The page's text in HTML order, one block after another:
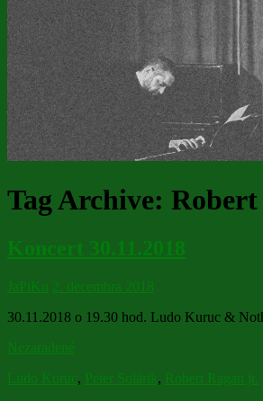
Tag Archive:
Koncert 30.11.2018
JaPiKu 2. decembra 2018
30.11.2018 o 19.30 hod. Ludo Kuruc &
Nezaradené
Ludo Kuruc, Peter Solárik, Robert Ragan jr.